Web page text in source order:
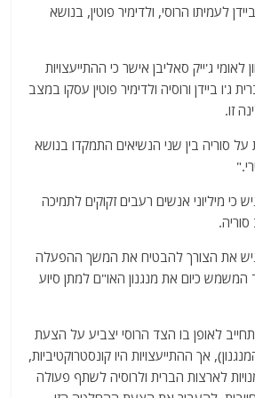
er
b
o
k
לעמיתו הרוסי, ולדימיר פוטין, בנושא
לאומי ג'ייק סאליבן אישר כי ההתייעצויות
ג'ו ביידן ורוסיה ולדימיר פוטין עסקו במצב
זו.
על סוריה בין שני הנשיאים התמקדו בנושא
כי מיליוני אנשים רעבים זקוקים לתמיכה
את הצורך להבטיח את המשך ההפעלה
המשמש כיום את מנגנון האו"ם למתן סיוע
לאופן בו הצד הרוסי יצביע על הצעת
אך ההתייעצויות היו קונסטרוקטיביות,
לארצות הברית ולרוסיה לשתף פעולה